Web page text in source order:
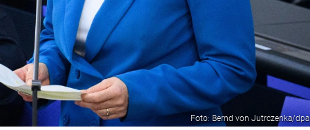
Foto: Bernd von Jutrczenka/dpa